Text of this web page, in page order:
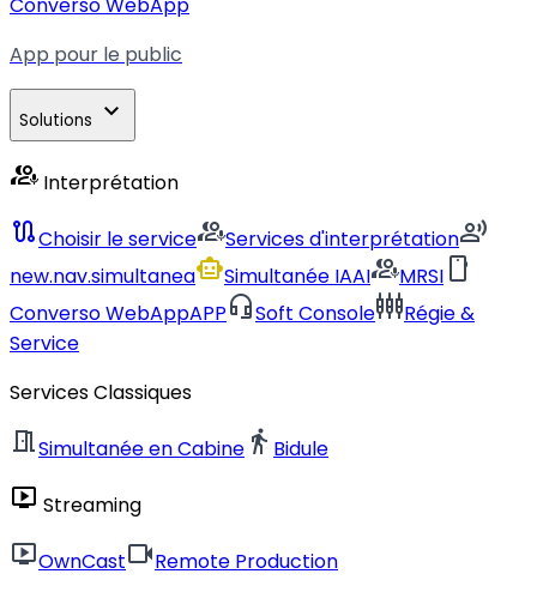
App pour le public
Solutions expand_more
interpreter_mode Interprétation
routeChoisir le serviceinterpreter_modeServices d'interprétationrecord_voice_over
new.nav.simultaneasmart_toySimultanée IAAIinterpreter_modeMRSI smartphone
Converso WebAppAPPheadset_micSoft Consolesettings_input_componentRégie &
Service
Services Classiques
meeting_roomSimultanée en Cabine directions_walk Bidule
live_tv Streaming
live_tvOwnCastvideocamRemote Production